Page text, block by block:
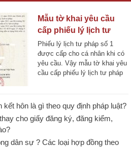
Mẫu tờ khai yêu cầu
cấp phiếu lý lịch tư
pháp dùng cho cá
nhân
Phiếu lý lịch tư pháp số 1
được cấp cho cá nhân khi có
yêu cầu. Vậy mẫu tờ khai yêu
cầu cấp phiếu lý lịch tư pháp
kết hôn là gì theo quy định pháp luật?
cho giấy đăng ký, đăng kiểm,
dân sự ? Các loại hợp đồng theo